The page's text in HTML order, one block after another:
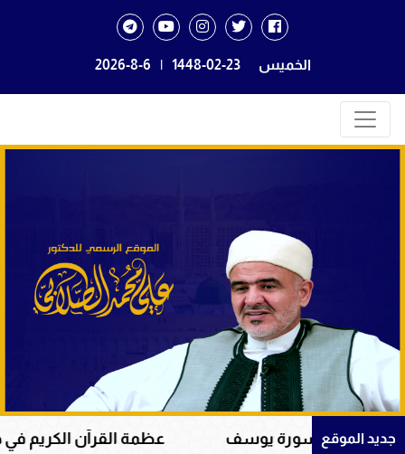
الخميس 1448-02-23
|
2026-8-6
جديد الموقع
يوسف عظمة القرآن الكريم في هداية القلوب